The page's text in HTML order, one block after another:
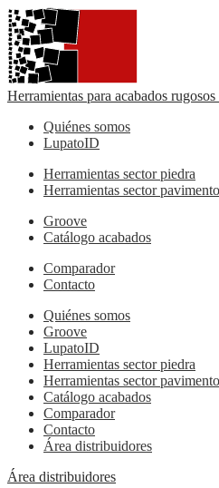
Herramientas para acabados
Quiénes somos
LupatoID
Herramientas sector piedra
Herramientas sector
Groove
Catálogo acabados
Comparador
Contacto
Quiénes somos
Groove
LupatoID
Herramientas sector piedra
Herramientas sector
Catálogo acabados
Comparador
Contacto
Área distribuidores
Área distribuidores